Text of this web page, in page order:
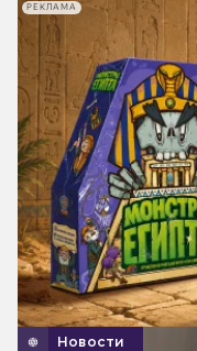
Новости
РЕКЛАМА